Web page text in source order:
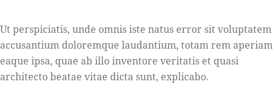
Ut perspiciatis, unde omnis iste natus error sit voluptatem
accusantium doloremque laudantium, totam rem aperiam
eaque ipsa, quae ab illo inventore veritatis et quasi
architecto beatae vitae dicta sunt, explicabo.